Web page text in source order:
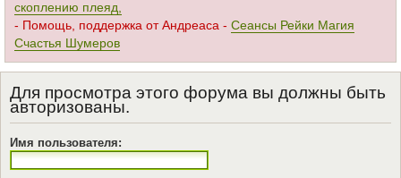
скоплению плеяд,
- Помощь, поддержка от Андреаса - Сеансы Рейки Магия
Счастья Шумеров
Для просмотра этого форума вы должны быть
авторизованы.
Имя пользователя: